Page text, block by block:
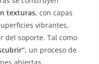
texturas, con capas
vibrantes,
del soporte. Tal como
, un proceso de